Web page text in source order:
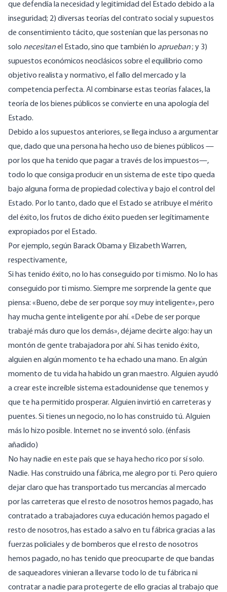
que defendía la necesidad y legitimidad del Estado debido a la
inseguridad; 2) diversas teorías del contrato social y supuestos
de consentimiento tácito, que sostenían que las personas no
solo necesitanel Estado, sino que también lo aprueban; y 3)
supuestos económicos neoclásicos sobre el equilibrio como
objetivo realista y normativo, el fallo del mercado y la
competencia perfecta. Al combinarse estas teorías falaces, la
teoría de los bienes públicos se convierte en una apología del
Estado.
Debido a los supuestos anteriores, se llega incluso a argumentar
que, dado que una persona ha hecho uso de bienes públicos —
por los que ha tenido que pagar a través de los impuestos—,
todo lo que consiga producir en un sistema de este tipo queda
bajo alguna forma de propiedad colectiva y bajo el control del
Estado. Por lo tanto, dado que el Estado se atribuye el mérito
del éxito, los frutos de dicho éxito pueden ser legítimamente
expropiados por el Estado.
Por ejemplo, según Barack Obamay Elizabeth Warren,
respectivamente,
Si has tenido éxito, no lo has conseguido por ti mismo. No lo has
conseguido por ti mismo. Siempre me sorprende la gente que
piensa: «Bueno, debe de ser porque soy muy inteligente», pero
hay mucha gente inteligente por ahí. «Debe de ser porque
trabajé más duro que los demás», déjame decirte algo: hay un
montón de gente trabajadora por ahí. Si has tenido éxito,
alguien en algún momento te ha echado una mano. En algún
momento de tu vida ha habido un gran maestro. Alguien ayudó
a crear este increíble sistema estadounidense que tenemos y
que te ha permitido prosperar. Alguien invirtió en carreteras y
puentes. Si tienes un negocio, no lo has construido tú. Alguien
más lo hizo posible. Internet no se inventó solo. (énfasis
añadido)
No hay nadie en este país que se haya hecho rico por sí solo.
Nadie. Has construido una fábrica, me alegro por ti. Pero quiero
dejar claro que has transportado tus mercancías al mercado
por las carreteras que el resto de nosotros hemos pagado, has
contratado a trabajadores cuya educación hemos pagado el
resto de nosotros, has estado a salvo en tu fábrica gracias a las
fuerzas policiales y de bomberos que el resto de nosotros
hemos pagado, no has tenido que preocuparte de que bandas
de saqueadores vinieran a llevarse todo lo de tu fábrica ni
contratar a nadie para protegerte de ello gracias al trabajo que